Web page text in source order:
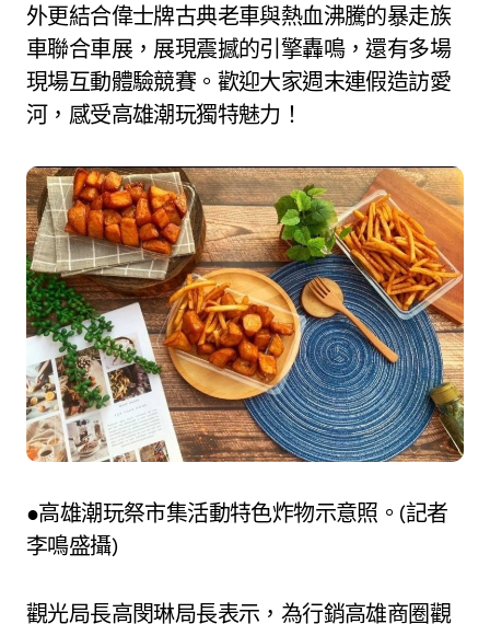
外更結合偉士牌古典老車與熱血沸騰的暴走族
車聯合車展，展現震撼的引擎轟鳴，還有多場
現場互動體驗競賽。歡迎大家週末連假造訪愛
河，感受高雄潮玩獨特魅力！
●高雄潮玩祭市集活動特色炸物示意照。(記者
李鳴盛攝)
觀光局長高閔琳局長表示，為行銷高雄商圈觀